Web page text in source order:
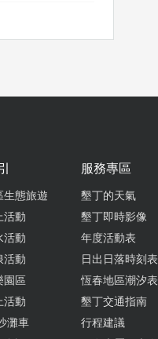
這次點了招牌的
綠豆仁，還有Q
歡他們的粉條，
。黑糖水的香氣
值up up。
from google
生態旅遊
活動
活動
活動
園區
活動
灘車
服務專區
墾丁的天氣
墾丁即時影像
年度活動表
日出日落時刻表
恆春地區潮汐表
墾丁交通指南
行程建議